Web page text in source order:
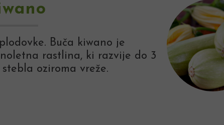
Buča kiwano je
rastlina, ki razvije do 3
oziroma vreže.